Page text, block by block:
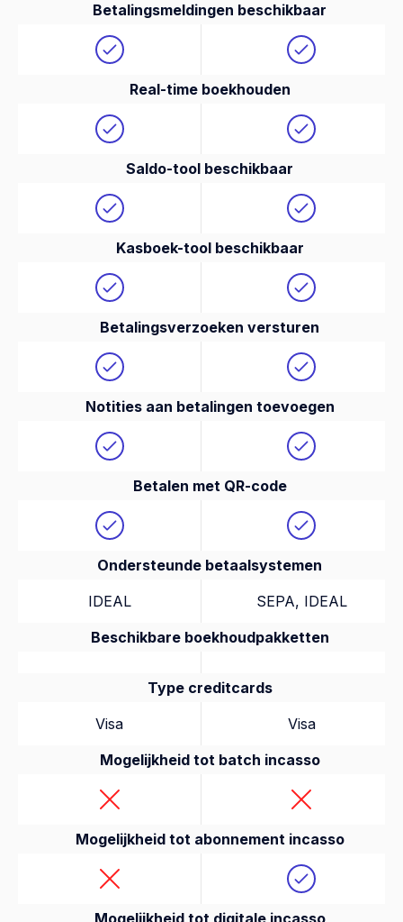
Betalingsmeldingen beschikbaar
Real-time boekhouden
Saldo-tool beschikbaar
Kasboek-tool beschikbaar
Betalingsverzoeken versturen
Notities aan betalingen toevoegen
Betalen met QR-code
Ondersteunde betaalsystemen
IDEAL
SEPA, IDEAL
Beschikbare boekhoudpakketten
Type creditcards
Visa
Visa
Mogelijkheid tot batch incasso
Mogelijkheid tot abonnement incasso
Mogelijkheid tot digitale incasso